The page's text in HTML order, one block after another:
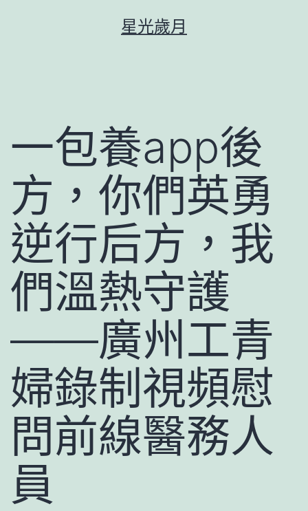
星光歲月
一包養app後
方，你們英勇
逆行后方，我
們溫熱守護
——廣州工青
婦錄制視頻慰
問前線醫務人
員